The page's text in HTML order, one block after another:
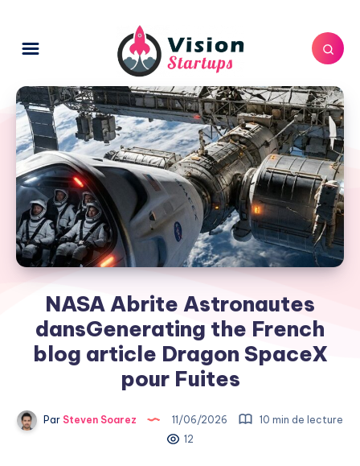
NASA Abrite Astronautes
dansGenerating the French
blog article Dragon SpaceX
pour Fuites
Par Steven Soarez 11/06/2026
10 min de lecture
12